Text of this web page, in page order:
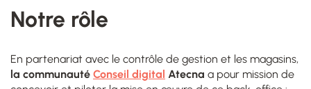
Notre rôle
En partenariat avec le contrôle de gestion et les magasins,
la communauté Conseil digital Atecna a pour mission de